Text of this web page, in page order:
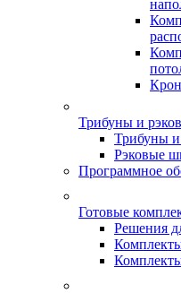
Трибуны и
Трибуны
Рэковые
Программное
Готовые
Решения